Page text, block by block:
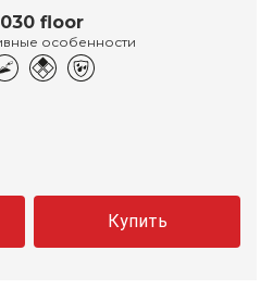
floor
особенности
Купить